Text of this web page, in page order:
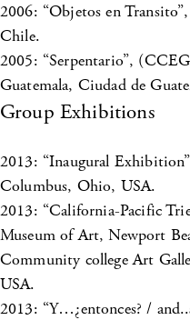
2006: “Objetos en
Chile.
2005: “Serpentario”,
Guatemala, Ciudad de
Group Exhibitions
2013: “Inaugural
Columbus, Ohio, USA.
2013: “California-Pacific
Museum of Art, Newport
Community college Art
USA.
2013: “Y…¿entonces? /